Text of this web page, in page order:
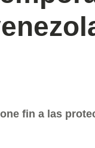
fin a las